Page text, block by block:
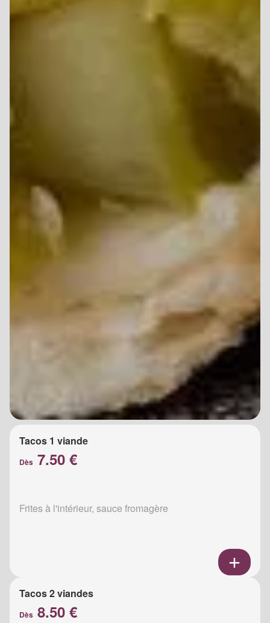
Tacos 1 viande
Dès 7.50 €
Frites à l'intérieur, sauce fromagère
Tacos 2 viandes
Dès 8.50 €